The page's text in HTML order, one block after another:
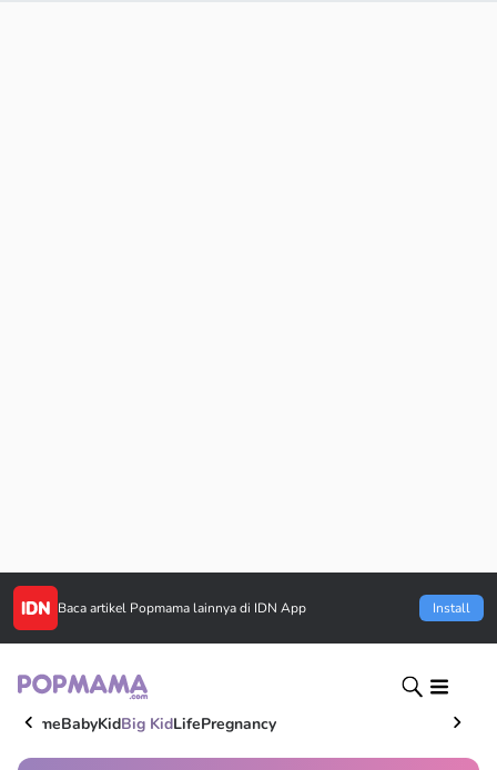
Baca artikel Popmama lainnya di IDN App Install
HomeBabyKidBig KidLifePregnancy